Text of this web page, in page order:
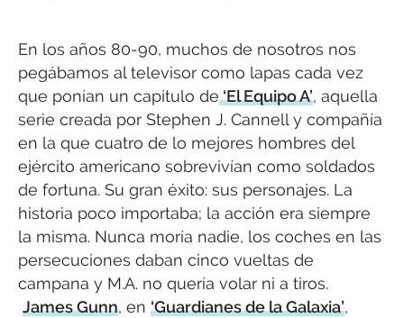
En los años 80-90, muchos de nosotros nos
pegábamos al televisor como lapas cada vez
que ponían un capítulo de‘El Equipo A’, aquella
serie creada por Stephen J. Cannell y compañía
en la que cuatro de lo mejores hombres del
ejército americano sobrevivían como soldados
de fortuna. Su gran éxito: sus personajes. La
historia poco importaba; la acción era siempre
la misma. Nunca moría nadie, los coches en las
persecuciones daban cinco vueltas de
campana y M.A. no quería volar ni a tiros.
James Gunn, en ‘Guardianes de la Galaxia’,